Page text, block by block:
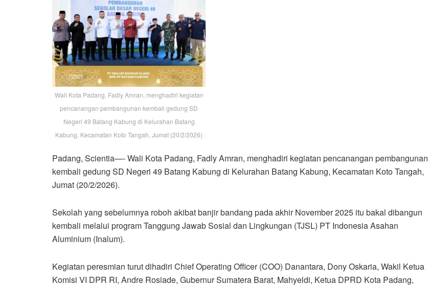
Wali Kota Padang, Fadly Amran, menghadiri kegiatan
pencanangan pembangunan kembali gedung SD
Negeri 49 Batang Kabung di Kelurahan Batang
Kabung, Kecamatan Koto Tangah, Jumat (20/2/2026)
Padang, Scientia—- Wali Kota Padang, Fadly Amran, menghadiri kegiatan pencanangan pembangunan
kembali gedung SD Negeri 49 Batang Kabung di Kelurahan Batang Kabung, Kecamatan Koto Tangah,
Jumat (20/2/2026).
Sekolah yang sebelumnya roboh akibat banjir bandang pada akhir November 2025 itu bakal dibangun
kembali melalui program Tanggung Jawab Sosial dan Lingkungan (TJSL) PT Indonesia Asahan
Aluminium (Inalum).
Kegiatan peresmian turut dihadiri Chief Operating Officer (COO) Danantara, Dony Oskaria, Wakil Ketua
Komisi VI DPR RI, Andre Rosiade, Gubernur Sumatera Barat, Mahyeldi, Ketua DPRD Kota Padang,